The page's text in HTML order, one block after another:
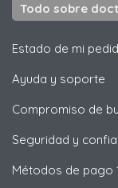
Todo sobre
Estado de mi
Ayuda y soporte
Compromiso de
Seguridad y
Métodos de pago